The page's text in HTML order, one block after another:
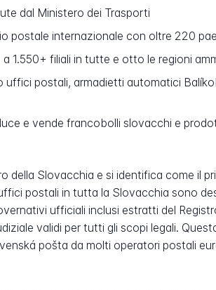
dal Ministero dei Trasporti
postale internazionale con oltre 220
a 1.550+ filiali in tutte e otto le regioni
postali, armadietti automatici
e vende francobolli slovacchi e
della Slovacchia e si identifica come il
postali in tutta la Slovacchia sono
ufficiali inclusi estratti del
validi per tutti gli scopi legali.
pošta da molti operatori postali